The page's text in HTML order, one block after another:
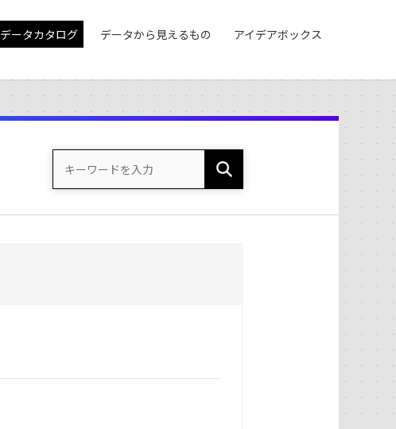
データカタログ データから見えるもの アイデアボックス